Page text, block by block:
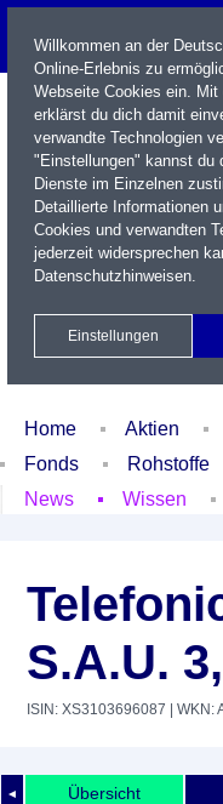
Name / WKN / ISIN / Kürzel
Xetra Realtime
Home Aktien
Fonds
Rohstoffe
News
Wissen
S.A.U.
ISIN: XS3103696087 | WKN:
◄ Übersicht
Willkommen an der
Online-Erlebnis zu
Webseite Cookies ein.
erklärst du dich damit
verwandte Technologien
"Einstellungen" kannst du
Dienste im Einzelnen
Detaillierte Informationen
Cookies und verwandten
jederzeit widersprechen
Datenschutzhinweisen.
Einstellungen